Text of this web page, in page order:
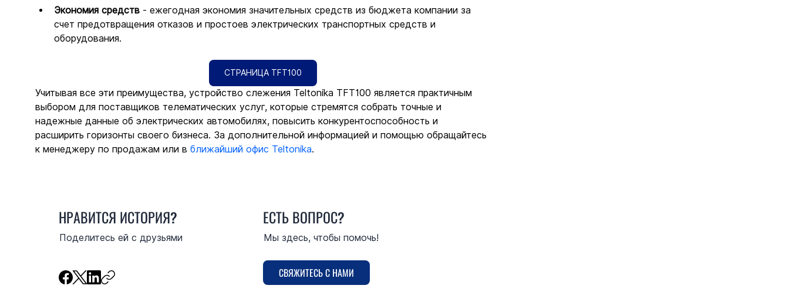
Экономия средств - ежегодная экономия значительных средств из бюджета компании за
счет предотвращения отказов и простоев электрических транспортных средств и
оборудования.
СТРАНИЦА TFT100
Учитывая все эти преимущества, устройство слежения Teltonika TFT100 является практичным
выбором для поставщиков телематических услуг, которые стремятся собрать точные и
надежные данные об электрических автомобилях, повысить конкурентоспособность и
расширить горизонты своего бизнеса. За дополнительной информацией и помощью обращайтесь
к менеджеру по продажам или в ближайший офис Teltonika.
НРАВИТСЯ ИСТОРИЯ?
Поделитесь ей с друзьями
ЕСТЬ ВОПРОС?
Мы здесь, чтобы помочь!
СВЯЖИТЕСЬ С НАМИ